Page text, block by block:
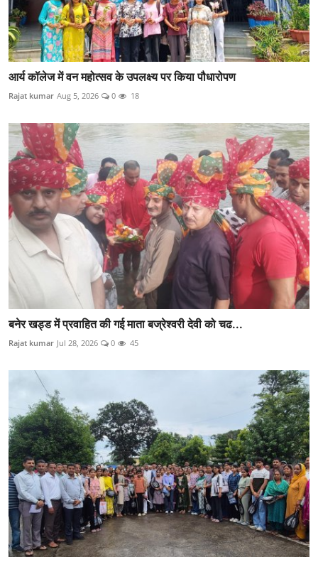
आर्य कॉलेज में वन महोत्सव के उपलक्ष्य पर किया पौधारोपण
Rajat kumar Aug 5, 2026 0 18
बनेर खड्ड में प्रवाहित की गई माता बज्रेश्वरी देवी को चढ...
Rajat kumar Jul 28, 2026 0 45